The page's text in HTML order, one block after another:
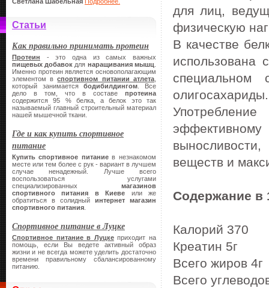
Статьи
Как правильно принимать протеин
Протеин - это одна из самых важных
пищевых добавок для наращивания мышц
Именно протеин является основополагающим
элементом вспортивном питании атлета
который занимаетсябодибилдингом . Все
дело в том, что в составе протеина
содержится 95 % белка, а белок это так
называемый главный строительный материал
нашей мышечной ткани.
Где и как купить спортивное
питание
Купить спортивное питание в незнакомом
месте или тем более с рук - вариант в лучшем
случае ненадежный. Лучше всего
воспользоваться услугами
специализированных магазинов
спортивного питания в Киеве или же
обратиться в солидный интернет магазин
спортивного питания
Спортивное питание в Луцке
Спортивное питание в Луцкеприходит на
помощь, если Вы ведете активный образ
жизни и не всегда можете уделить достаточно
времени правильному сбалансированному
питанию.
для лиц,
физическую
В качестве
использована
специальном
олигосахариды.
веществ и
Содержание в
Калорий 370
Креатин 5г
Всего жиров 4г
Всего